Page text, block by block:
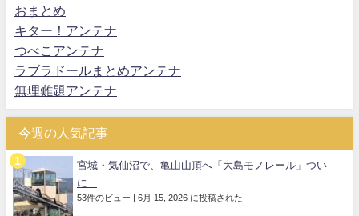
おまとめ
キター！アンテナ
つべこアンテナ
ラブラドールまとめアンテナ
無理難題アンテナ
今週の人気記事
宮城・気仙沼で、亀山山頂へ「大島モノレール」つい
に...
53件のビュー | 6月 15, 2026 に投稿された